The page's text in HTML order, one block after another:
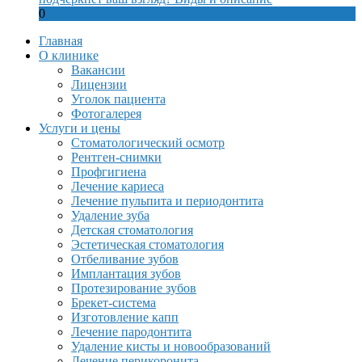
0
Главная
О клинике
Вакансии
Лицензии
Уголок пациента
Фотогалерея
Услуги и цены
Стоматологический осмотр
Рентген-снимки
Профгигиена
Лечение кариеса
Лечение пульпита и периодонтита
Удаление зуба
Детская стоматология
Эстетическая стоматология
Отбеливание зубов
Имплантация зубов
Протезирование зубов
Брекет-система
Изготовление капп
Лечение пародонтита
Удаление кисты и новообразований